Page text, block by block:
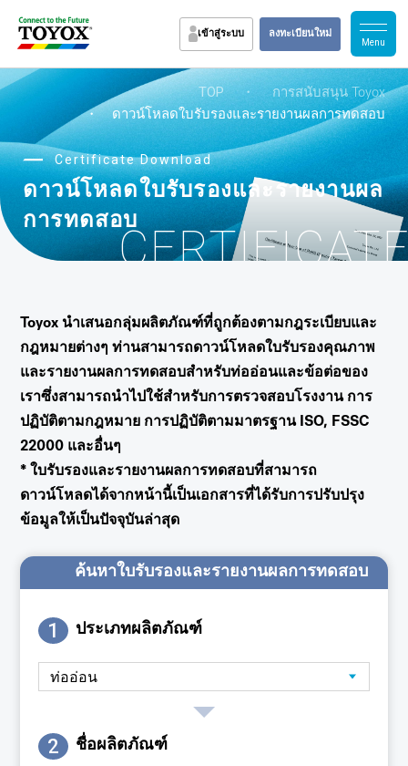
เข้าสู่ระบบ ลงทะเบียนใหม่
TOP ・
การสนับสนุน Toyox
・ ดาวน์โหลดใบรับรองและรายงานผลการทดสอบ
Certificate Download
ดาวน์โหลดใบรับรองและรายงานผล
การทดสอบ
Toyox นำเสนอกลุ่มผลิตภัณฑ์ที่ถูกต้องตามกฎระเบียบและ
กฎหมายต่างๆ ท่านสามารถดาวน์โหลดใบรับรองคุณภาพ
และรายงานผลการทดสอบสำหรับท่ออ่อนและข้อต่อของ
เราซึ่งสามารถนำไปใช้สำหรับการตรวจสอบโรงงาน การ
ปฏิบัติตามกฎหมาย การปฏิบัติตามมาตรฐาน ISO, FSSC
22000 และอื่นๆ
* ใบรับรองและรายงานผลการทดสอบที่สามารถ
ดาวน์โหลดได้จากหน้านี้เป็นเอกสารที่ได้รับการปรับปรุง
ข้อมูลให้เป็นปัจจุบันล่าสุด
ค้นหาใบรับรองและรายงานผลการทดสอบ
1 ประเภทผลิตภัณฑ์
2 ชื่อผลิตภัณฑ์